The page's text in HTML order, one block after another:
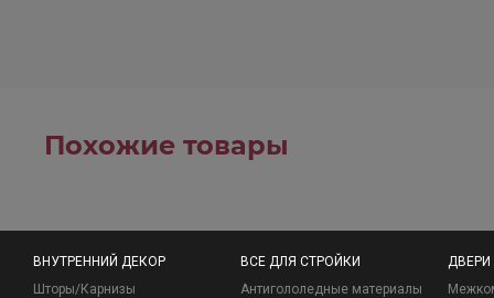
Похожие товары
ВНУТРЕННИЙ ДЕКОР
Шторы/Карнизы
ВСЕ ДЛЯ СТРОЙКИ
Антигололедные материалы
ДВЕРИ